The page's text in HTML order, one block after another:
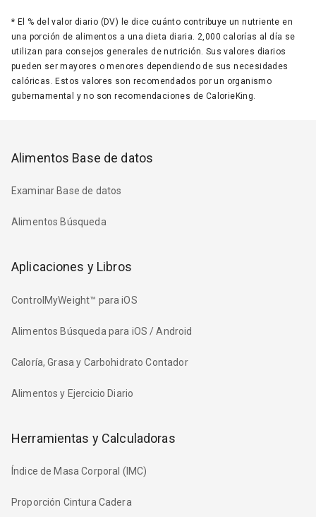
* El % del valor diario (DV) le dice cuánto contribuye un nutriente en
una porción de alimentos a una dieta diaria. 2,000 calorías al día se
utilizan para consejos generales de nutrición. Sus valores diarios
pueden ser mayores o menores dependiendo de sus necesidades
calóricas. Estos valores son recomendados por un organismo
gubernamental y no son recomendaciones de CalorieKing.
Alimentos Base de datos
Examinar Base de datos
Alimentos Búsqueda
Aplicaciones y Libros
ControlMyWeight™ para iOS
Alimentos Búsqueda para iOS / Android
Caloría, Grasa y Carbohidrato Contador
Alimentos y Ejercicio Diario
Herramientas y Calculadoras
Índice de Masa Corporal (IMC)
Proporción Cintura Cadera